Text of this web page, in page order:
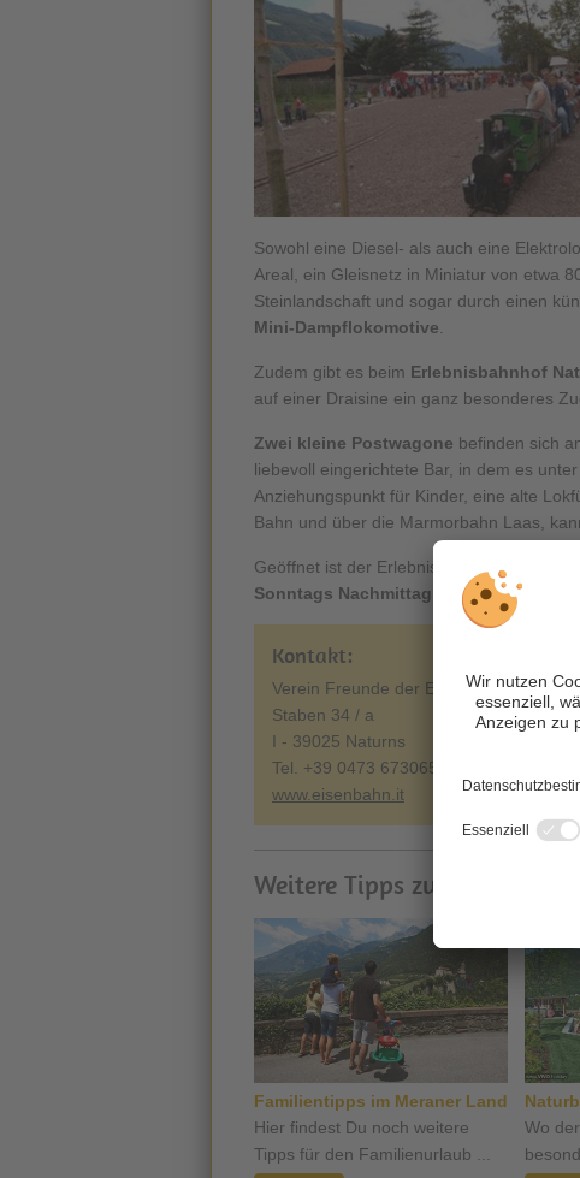
Sowohl eine Diesel- als auch eine
Areal, ein Gleisnetz in Miniatur von etwa
Steinlandschaft und sogar durch einen
Mini-Dampflokomotive
Zudem gibt es beim Erlebnisbahnhof
auf einer Draisine ein ganz besonderes
Zwei kleine Postwagone befinden sich
liebevoll eingerichtete Bar, in dem es
Anziehungspunkt für Kinder, eine alte
Bahn und über die Marmorbahn Laas,
Geöffnet ist der Erlebnisbahnhof Naturns
Sonntags Nachmittag
Kontakt:
Verein Freunde der Eisenbahn
Staben 34 / a
I - 39025 Naturns
Tel. +39 0473 673065
www.eisenbahn.it
Weitere Tipps zum Thema:
Familientipps im Meraner Land
Hier findest Du noch weitere
Tipps für den Familienurlaub ...
Wo